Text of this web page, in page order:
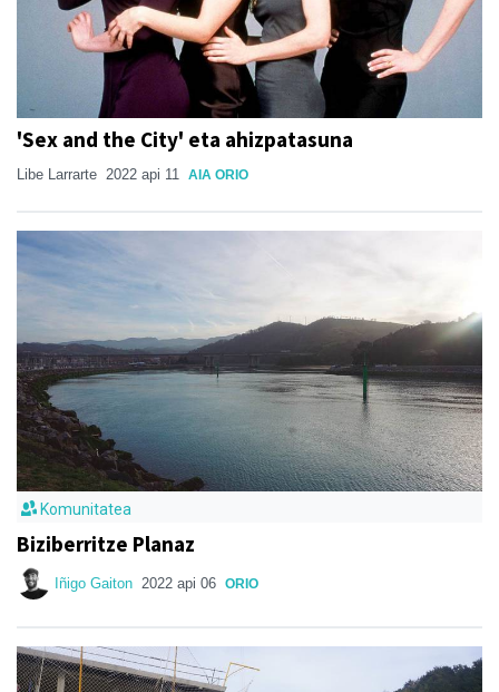
'Sex and the City' eta ahizpatasuna
Libe Larrarte 2022 api 11 AIA ORIO
Komunitatea
Biziberritze Planaz
Iñigo Gaiton 2022 api 06 ORIO